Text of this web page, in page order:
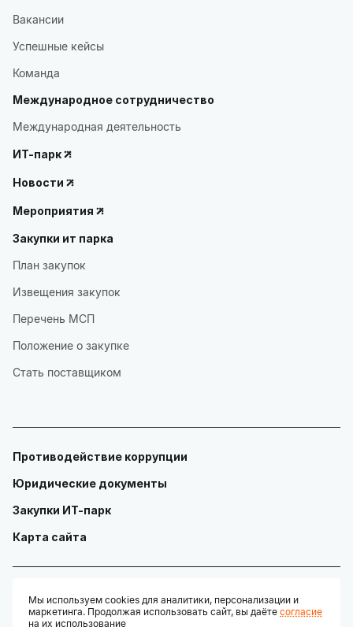
Вакансии
Успешные кейсы
Команда
Международное сотрудничество
Международная деятельность
ИТ-парк
Новости
Мероприятия
Закупки ит парка
План закупок
Извещения закупок
Перечень МСП
Положение о закупке
Стать поставщиком
Противодействие коррупции
Юридические документы
Закупки ИТ-парк
Карта сайта
© ГАУ "Технопарк в сфере высоких технологий «ИТ-парк»"
Мы используем cookies для аналитики, персонализации и
маркетинга. Продолжая использовать сайт, вы даёте согласие
на их использование